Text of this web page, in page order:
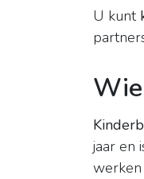
U kunt
jaar en